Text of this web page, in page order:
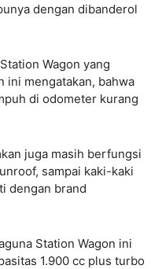
dengan dibanderol
Wagon yang
ini mengatakan, bahwa
di odometer kurang
juga masih berfungsi
sampai kaki-kaki
dengan brand
Station Wagon ini
1.900 cc plus turbo